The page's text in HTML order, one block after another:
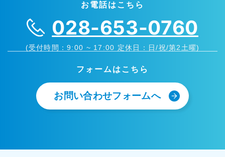
お電話はこちら
028-653-0760
(受付時間：9:00 ~ 17:00 定休日：日/祝/第2土曜)
フォームはこちら
お問い合わせフォームへ